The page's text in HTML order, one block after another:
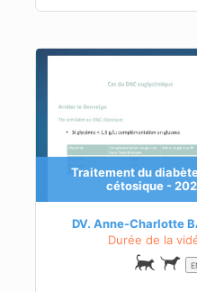
Traitement du
cétosique -
DV. Anne-Charlotte
Durée de la